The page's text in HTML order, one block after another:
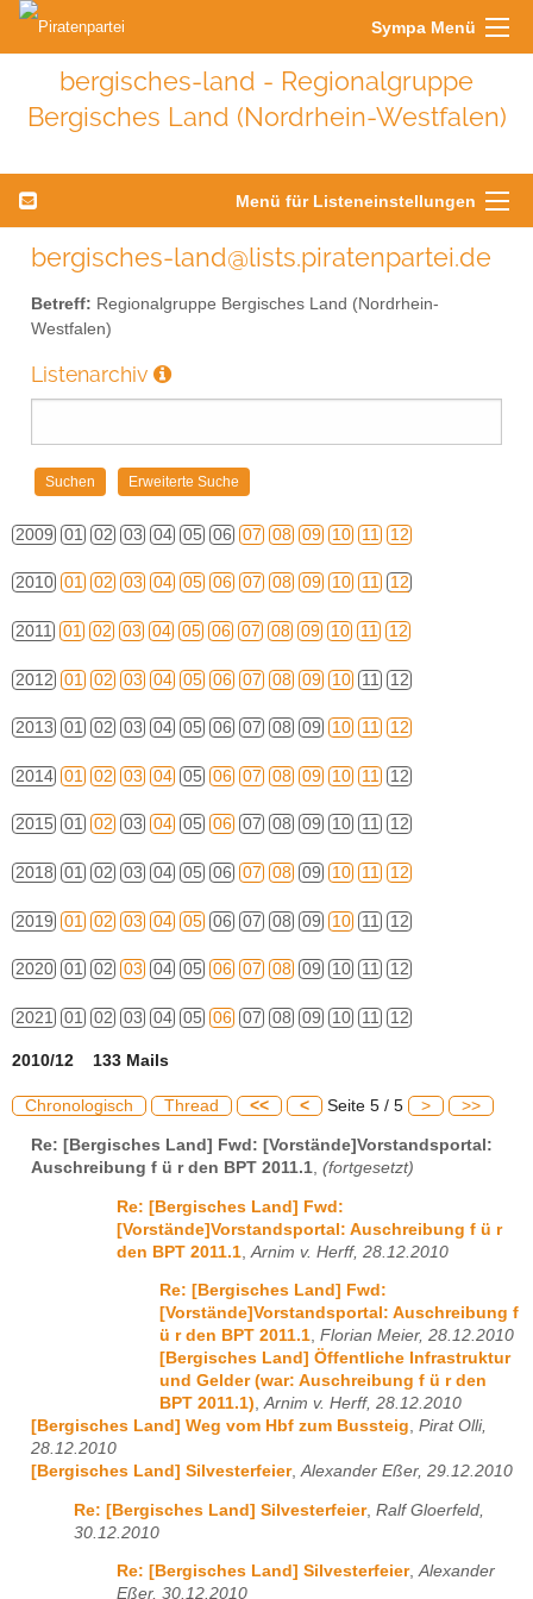
Sympa Menü
bergisches-land - Regionalgruppe
Bergisches Land (Nordrhein-Westfalen)
Menü für Listeneinstellungen
bergisches-land@lists.piratenpartei.de
Betreff: Regionalgruppe Bergisches Land (Nordrhein-
Westfalen)
Listenarchiv
2009 01 02 03 04 05 06 07 08 09 10 11 12
2010 01 02 03 04 05 06 07 08 09 10 11 12
2011 01 02 03 04 05 06 07 08 09 10 11 12
2012 01 02 03 04 05 06 07 08 09 10 11 12
2013 01 02 03 04 05 06 07 08 09 10 11 12
2014 01 02 03 04 05 06 07 08 09 10 11 12
2015 01 02 03 04 05 06 07 08 09 10 11 12
2018 01 02 03 04 05 06 07 08 09 10 11 12
2019 01 02 03 04 05 06 07 08 09 10 11 12
2020 01 02 03 04 05 06 07 08 09 10 11 12
2021 01 02 03 04 05 06 07 08 09 10 11 12
2010/12 133 Mails
Chronologisch Thread << < Seite 5 / 5 > >>
Re: [Bergisches Land] Fwd: [Vorstände]Vorstandsportal:
Auschreibung f ü r den BPT 2011.1 (fortgesetzt)
Re: [Bergisches Land] Fwd:
[Vorstände]Vorstandsportal: Auschreibung f ü r
den BPT 2011.1 Arnim v. Herff, 28.12.2010
Re: [Bergisches Land] Fwd:
[Vorstände]Vorstandsportal: Auschreibung f
ü r den BPT 2011.1, Florian Meier, 28.12.2010
[Bergisches Land] Öffentliche Infrastruktur
und Gelder (war: Auschreibung f ü r den
BPT 2011.1),Arnim v. Herff, 28.12.2010
[Bergisches Land] Weg vom Hbf zum Bussteig, Pirat Olli,
28.12.2010
[Bergisches Land] Silvesterfeier,Alexander Eßer, 29.12.2010
Re: [Bergisches Land] Silvesterfeier, Ralf Gloerfeld,
30.12.2010
Re: [Bergisches Land] Silvesterfeier,Alexander
Eßer, 30.12.2010